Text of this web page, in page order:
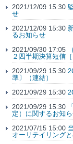
2021/12/09 15:30
せ
2021/12/09 15:30
るお知らせ
2021/09/30 17:05
２四半期決算短信
2021/09/29 15:30
準〕（連結）
2021/09/29 15:30
2021/09/29 15:30
定）に関するお知
2021/07/15 15:00
オーリテイリング